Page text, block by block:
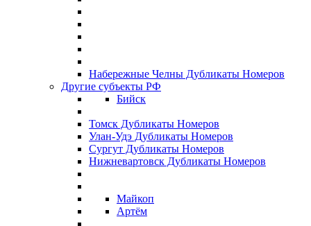
Набережные Челны Дубликаты Номеров
Другие субъекты РФ
Бийск
Томск Дубликаты Номеров
Улан-Удэ Дубликаты Номеров
Сургут Дубликаты Номеров
Нижневартовск Дубликаты Номеров
Майкоп
Артём